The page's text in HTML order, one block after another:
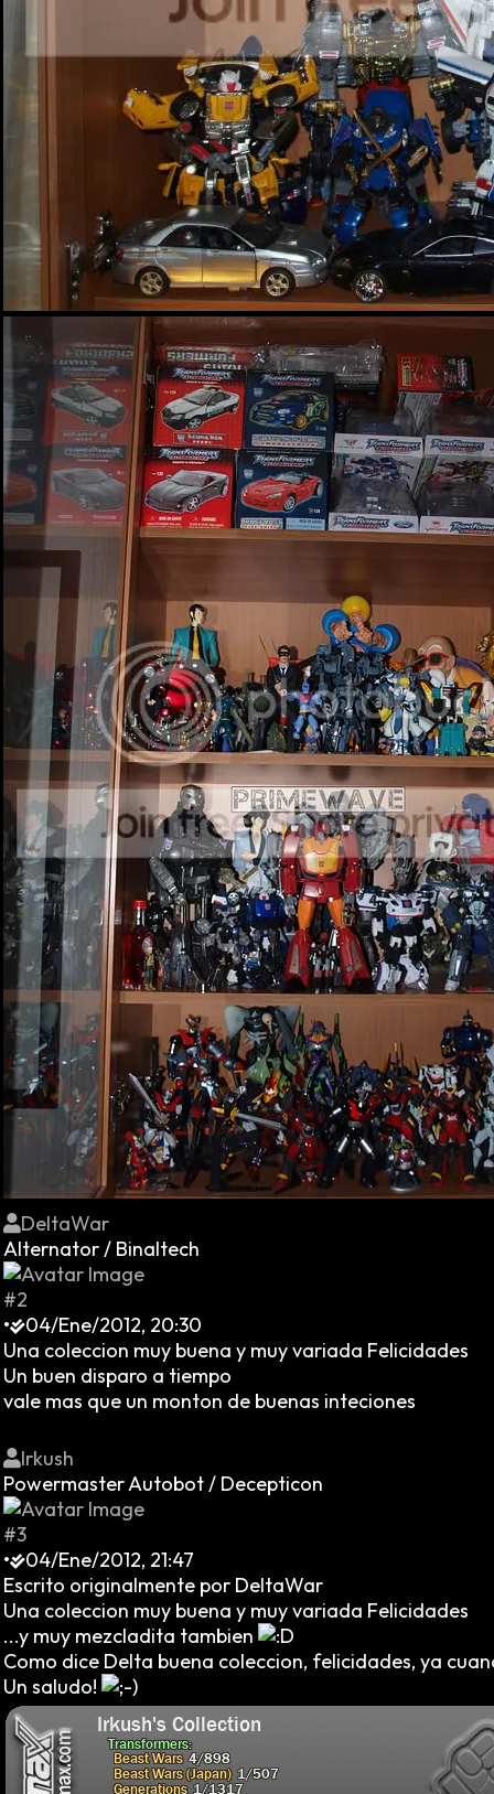
DeltaWar
Alternator / Binaltech
#2
•
04/Ene/2012, 20:30
Una coleccion muy buena y muy variada Felicidades
Un buen disparo a tiempo
vale mas que un monton de buenas inteciones
Irkush
Powermaster Autobot / Decepticon
#3
•
04/Ene/2012, 21:47
Escrito originalmente por DeltaWar
Una coleccion muy buena y muy variada Felicidades
...y muy mezcladita tambien
Como dice Delta buena coleccion, felicidades, ya
Un saludo!